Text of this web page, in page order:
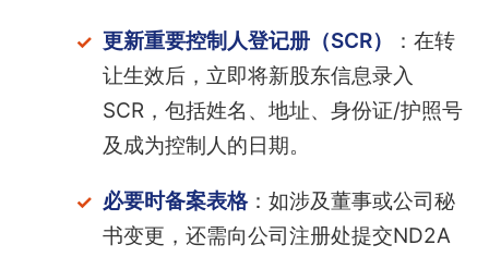
更新重要控制人登记册（SCR）
：在转
让生效后，立即将新股东信息录入
SCR，包括姓名、地址、身份证/护照号
及成为控制人的日期。
必要时备案表格：如涉及董事或公司秘
书变更，还需向公司注册处提交ND2A